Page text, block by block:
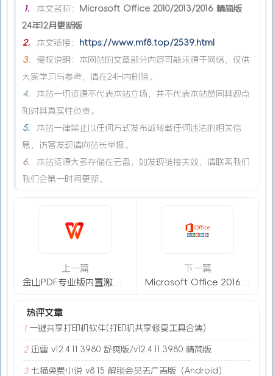
1. 本文名称：
Microsoft Office 2010/2013/2016 精简版
24年12月更新版
2.
本文链接：
https://www.mf8.top/2539.html
3.
侵权说明：本网站的文章部分内容可能来源于网络，仅供
大家学习与参考，请在24H内删除。
4.
本站一切资源不代表本站立场，并不代表本站赞同其观点
和对其真实性负责。
5.
本站一律禁止以任何方式发布或转载任何违法的相关信
息，访客发现请向站长举报。
6.
本站资源大多存储在云盘，如发现链接失效，请联系我们
我们会第一时间更新。
上一篇
下一篇
热评文章
1 一键共享打印机软件(打印机共享修复工具合集)
2 迅雷 v12.4.11.3980 舒爽版/v12.4.11.3980 精简版
3 七猫免费小说 v8.15 解锁会员去广告版（Android）